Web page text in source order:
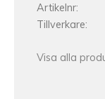
Artikelnr
Tillverkare
Visa alla